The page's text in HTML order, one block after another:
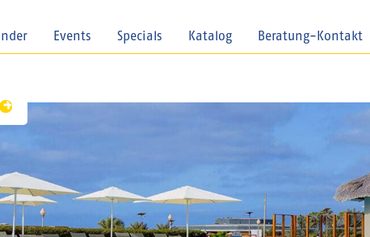
Events Specials Katalog Beratung-Kontakt